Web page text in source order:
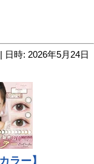
| 日時: 2026年5月24日